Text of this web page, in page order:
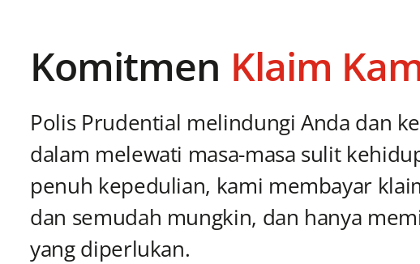
Komitmen Klaim
Polis Prudential melindungi Anda dan
dalam melewati masa-masa sulit
penuh kepedulian, kami membayar
dan semudah mungkin, dan hanya
yang diperlukan.